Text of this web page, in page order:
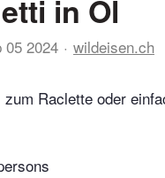
in Öl
05 2024 wildeisen.ch
Raclette oder